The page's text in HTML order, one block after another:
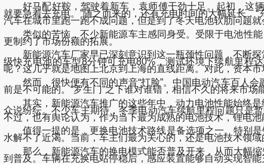
好马配好鞍，驾驶着新车，袁师傅干劲十足。起初，这辆
就要急着去充电。”随之而来的，还有充电时间的大幅延长，
汽车在城市里跑一跑不成问题，但是到了冬天电池软肋问题
类似的苦恼，不少新能源车主感同身受。受限于电池性能
更制约了市场份额的拓展。
新能源汽车厂家早已深刻意识到这一瓶颈性问题，不断探
级快充电池的车型8分钟可充电80%，测试环境下续航里程
呢？这几乎就是地图上北京到上海的直线距离。对此，资本
然而，很快便有不同的声音“打脸”。中国电动汽车百人会
前是不可能的。“罗生门”之下谁对谁错，相信不久的将来市场
其实，新能源汽车推广的这些年中，动力电池性能始终是
众说纷纭。不少车主期待，冬季电动汽车续航里程问题只是
不过，也有舆论认为，作为当下最为成熟的电池技术，锂电
值得一提的是，更换电池技术路线是备选项之一。特别是
水解不了近渴。当前，车主们最为关心的，还是电池技术领
那么，新能源汽车的换电模式能否普及开来，从而大幅缩
到普及。车辆在充换电站停稳后，感应装置能够自动实现智